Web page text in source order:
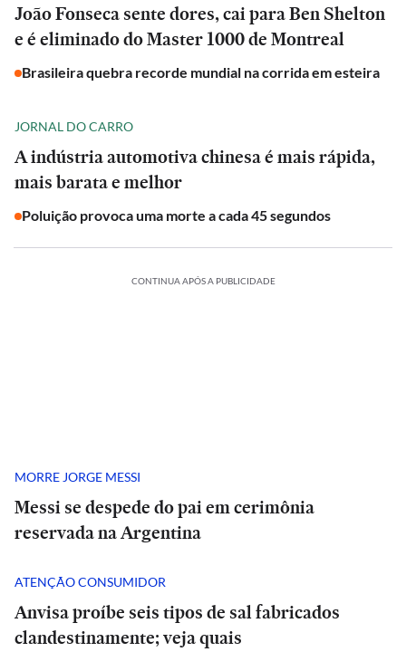
João Fonseca sente dores, cai para Ben Shelton
e é eliminado do Master 1000 de Montreal
Brasileira quebra recorde mundial na corrida em esteira
JORNAL DO CARRO
A indústria automotiva chinesa é mais rápida,
mais barata e melhor
Poluição provoca uma morte a cada 45 segundos
CONTINUA APÓS A PUBLICIDADE
MORRE JORGE MESSI
Messi se despede do pai em cerimônia
reservada na Argentina
ATENÇÃO CONSUMIDOR
Anvisa proíbe seis tipos de sal fabricados
clandestinamente; veja quais